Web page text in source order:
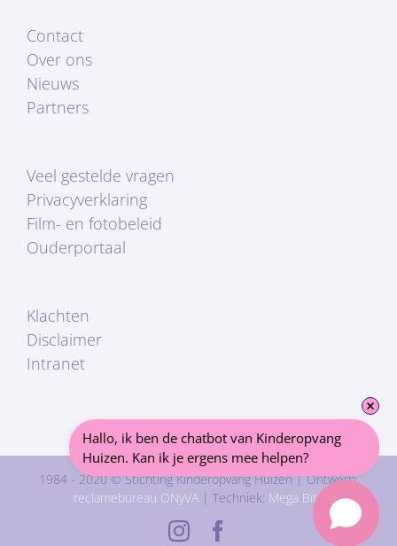
Contact
Over ons
Nieuws
Partners
Veel gestelde vragen
Privacyverklaring
Film- en fotobeleid
Ouderportaal
Klachten
Disclaimer
Intranet
1984 - 2020 © Stichting Kinderopvang Huizen | Ontwerp:
reclamebureau ONyVA| Techniek: Mega Bite
Instagram
Hallo, ik ben de chatbot van Kinderopvang
Huizen. Kan ik je ergens mee helpen?